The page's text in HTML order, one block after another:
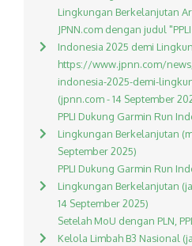
Lingkungan Berkelanjutan
JPNN.com dengan judul
Indonesia 2025 demi
https://www.jpnn.com/
indonesia-2025-demi-
(jpnn.com - 14 September
PPLI Dukung Garmin Run
Lingkungan Berkelanjutan
September 2025)
PPLI Dukung Garmin Run
Lingkungan Berkelanjutan
14 September 2025)
Setelah MoU dengan PLN,
Kelola Limbah B3 Nasional